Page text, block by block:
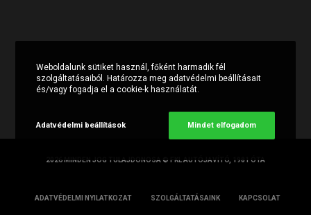
2026 MINDEN JOG TULAJDONOSA © FKL AUTÓJAVÍTÓ, 1981 ÓTA
ADATVÉDELMI NYILATKOZAT SZOLGÁLTATÁSAINK KAPCSOLAT
Weboldalunk sütiket használ, főként harmadik fél
szolgáltatásaiból. Határozza meg adatvédelmi beállításait
és/vagy fogadja el a cookie-k használatát.
Adatvédelmi beállítások Mindet elfogadom